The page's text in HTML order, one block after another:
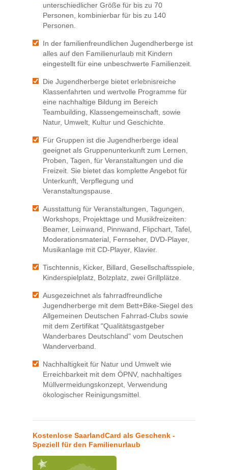
unterschiedlicher Größe für bis zu 70
Personen, kombinierbar für bis zu 140
Personen.
In der familienfreundlichen Jugendherberge ist
alles auf den Familienurlaub mit Kindern
eingestellt für eine unbeschwerte Familienzeit.
Die Jugendherberge bietet erlebnisreiche
Klassenfahrten und wertvolle Programme für
eine nachhaltige Bildung im Bereich
Teambuilding, Klassengemeinschaft, sowie
Natur, Umwelt, Kultur und Geschichte.
Für Gruppen ist die Jugendherberge ideal
geeignet als Gruppenunterkunft zum Lernen,
Proben, Tagen, für Veranstaltungen und die
Freizeit. Sie bietet das komplette Angebot für
Unterkunft, Verpflegung und
Veranstaltungspause.
Ausstattung für Veranstaltungen, Tagungen,
Workshops, Projekttage und Musikfreizeiten:
Beamer, Leinwand, Pinnwand, Flipchart, Tafel,
Moderationsmaterial, Fernseher, DVD-Player,
Musikanlage mit CD-Player, Klavier.
Tischtennis, Kicker, Billard, Gesellschaftsspiele,
Kinderspielplatz, Bolzplatz, zwei Grillplätze.
Ausgezeichnet als fahrradfreundliche
Jugendherberge mit dem Bett+Bike-Siegel des
Allgemeinen Deutschen Fahrrad-Clubs sowie
mit dem Zertifikat "Qualitätsgastgeber
Wanderbares Deutschland" vom Deutschen
Wanderverband.
Nachhaltigkeit für Natur und Umwelt wie
Erreichbarkeit mit dem ÖPNV, nachhaltiges
Müllvermeidungskonzept, Verwendung
ökologischer Reinigungsmittel.
Kostenlose SaarlandCard als Geschenk -
Speziell für den Familienurlaub